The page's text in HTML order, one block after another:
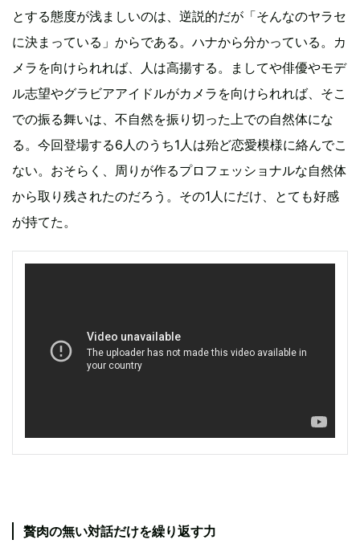
とする態度が浅ましいのは、逆説的だが「そんなのヤラセ
に決まっている」からである。ハナから分かっている。カ
メラを向けられれば、人は高揚する。ましてや俳優やモデ
ル志望やグラビアアイドルがカメラを向けられれば、そこ
での振る舞いは、不自然を振り切った上での自然体にな
る。今回登場する6人のうち1人は殆ど恋愛模様に絡んでこ
ない。おそらく、周りが作るプロフェッショナルな自然体
から取り残されたのだろう。その1人にだけ、とても好感
が持てた。
贅肉の無い対話だけを繰り返す力